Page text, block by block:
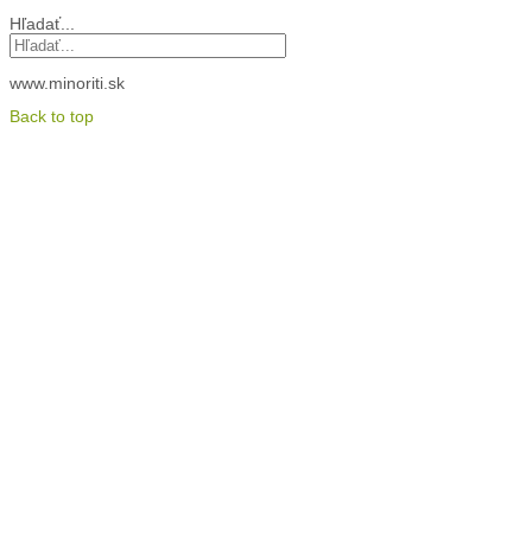
Hľadať...
www.minoriti.sk
Back to top